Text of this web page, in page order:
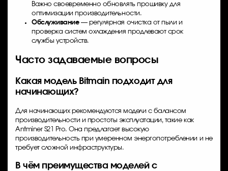
Важно своевременно обновлять прошивку для
оптимизации производительности.
Обслуживание— регулярная очистка от пыли и
проверка систем охлаждения продлевают срок
службы устройств.
Часто задаваемые вопросы
Какая модель Bitmain подходит для
начинающих?
Для начинающих рекомендуются модели с балансом
производительности и простоты эксплуатации, такие как
Antminer S21 Pro. Она предлагает высокую
производительность при умеренном энергопотреблении и не
требует сложной инфраструктуры.
В чём преимущества моделей с